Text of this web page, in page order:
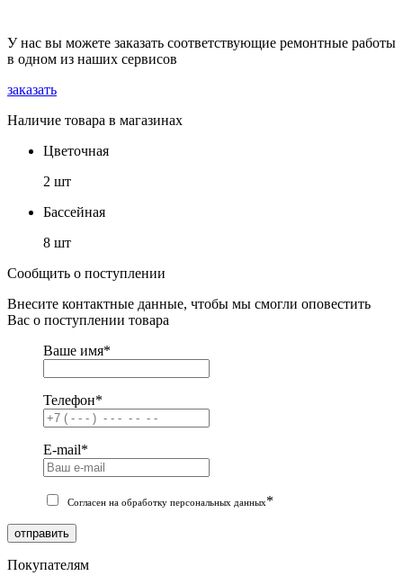
У нас вы можете заказать соответствующие ремонтные работы
в одном из наших сервисов
заказать
Наличие товара в магазинах
Цветочная
2 шт
Бассейная
8 шт
Сообщить о поступлении
Внесите контактные данные, чтобы мы смогли оповестить
Вас о поступлении товара
Ваше имя*
Телефон*
E-mail*
Согласен на обработку персональных данных*
отправить
Покупателям